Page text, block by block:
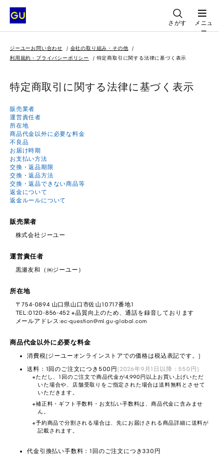
さがす
メニュ
ー
ジーユーお問い合わせ
会社の取り組み・その他
利用規約・プライバシーポリシー
特定商取引に関する法律に基づく表示
特定商取引に関する法律に基づく表示
販売業者
運営責任者
所在地
商品代金以外に必要な料金
不良品
お届け時期
お支払い方法
交換・返品期限
交換・返品方法
交換・返品できない商品等
返金について
返金ルールについて
販売業者
株式会社ジーユー
運営責任者
黒瀬友和（㈱ジーユー）
所在地
〒754-0894 山口県山口市佐山10717番地1
TEL:0120-856-452 ※品質向上のため、通話を録音しております
メールアドレス:ec-question@ml.gu-global.com
商品代金以外に必要な料金
消費税(ジーユーオンラインストアでの価格は税込表記です。)
送料：1回のご注文につき500円 (2026年9月1日以降：550円)
ただし、1回のご注文で商品代金が4,990円以上お買い上げいただ
いた場合や、店舗受取りをご指定された場合は送料無料とさせて
いただきます。
補正料・ギフト手数料・お支払い手数料は、商品代金に含みませ
ん。
予約商品で分割される場合は、先にお届けされる商品詳細に送料が
記載されます。
代金引換払い手数料：1回のご注文につき330円